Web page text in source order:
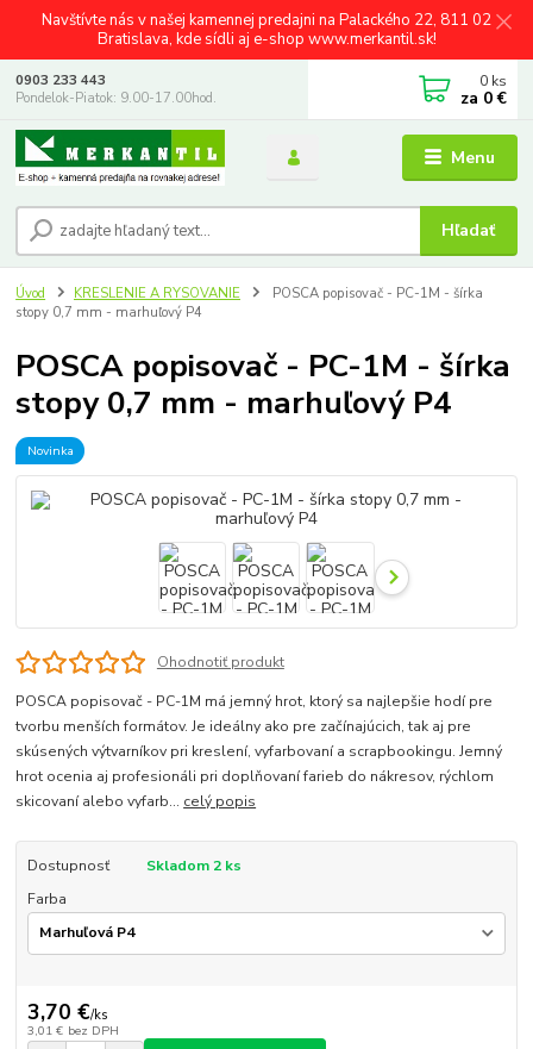
Navštívte nás v našej kamennej predajni na Palackého 22, 811 02
Bratislava, kde sídli aj e-shop www.merkantil.sk!
Menu
Hľadať
0903 233 443
Pondelok-Piatok: 9.00-17.00hod.
0 ks
za 0 €
Úvod KRESLENIE A RYSOVANIE
POSCA popisovač - PC-1M - šírka
stopy 0,7 mm - marhuľový P4
POSCA popisovač - PC-1M - šírka
stopy 0,7 mm - marhuľový P4
Novinka
Ohodnotiť produkt
POSCA popisovač - PC-1M má jemný hrot, ktorý sa najlepšie hodí pre
tvorbu menších formátov. Je ideálny ako pre začínajúcich, tak aj pre
skúsených výtvarníkov pri kreslení, vyfarbovaní a scrapbookingu. Jemný
hrot ocenia aj profesionáli pri doplňovaní farieb do nákresov, rýchlom
skicovaní alebo vyfarb... celý popis
Dostupnosť
Skladom 2 ks
Farba
3,70 €/ks
3,01 € bez DPH